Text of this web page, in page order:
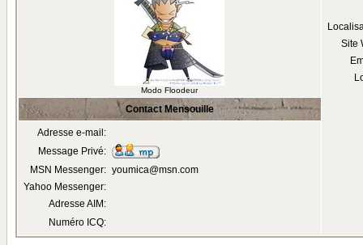
Modo Floodeur
Site
Contact Mensouille
Adresse e-mail:
Message Privé:
MSN Messenger: youmica@msn.com
Yahoo Messenger:
Adresse AIM:
Numéro ICQ: